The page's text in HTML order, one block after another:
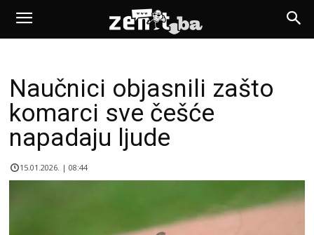
Naučnici objasnili zašto
komarci sve češće
napadaju ljude
15.01.2026. | 08:44